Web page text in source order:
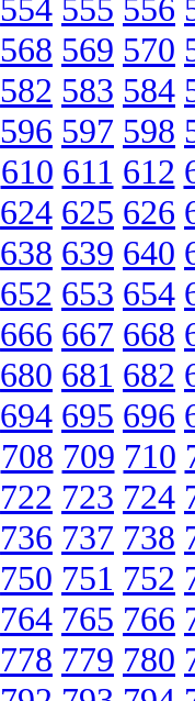
554 555 556
568 569 570
582 583 584
596 597 598
610 611 612
624 625 626
638 639 640
652 653 654
666 667 668
680 681 682
694 695 696
708 709 710
722 723 724
736 737 738
750 751 752
764 765 766
778 779 780